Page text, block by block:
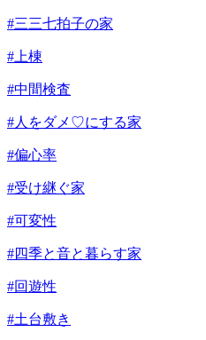
#三三七拍子の家
#上棟
#中間検査
#人をダメ♡にする家
#偏心率
#受け継ぐ家
#可変性
#四季と音と暮らす家
#回遊性
#土台敷き